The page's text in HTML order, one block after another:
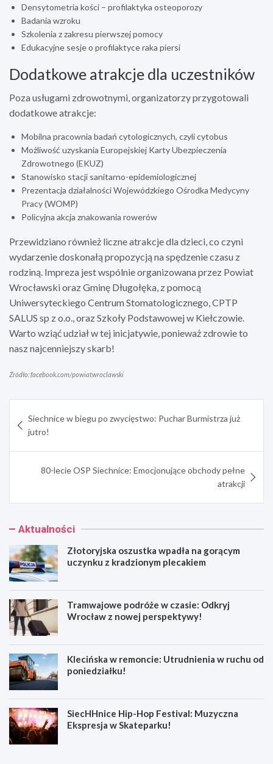
Densytometria kości – profilaktyka osteoporozy
Badania wzroku
Szkolenia z zakresu pierwszej pomocy
Edukacyjne sesje o profilaktyce raka piersi
Dodatkowe atrakcje dla uczestników
Poza usługami zdrowotnymi, organizatorzy przygotowali
dodatkowe atrakcje:
Mobilna pracownia badań cytologicznych, czyli cytobus
Możliwość uzyskania Europejskiej Karty Ubezpieczenia
Zdrowotnego (EKUZ)
Stanowisko stacji sanitarno-epidemiologicznej
Prezentacja działalności Wojewódzkiego Ośrodka Medycyny
Pracy (WOMP)
Policyjna akcja znakowania rowerów
Przewidziano również liczne atrakcje dla dzieci, co czyni
wydarzenie doskonałą propozycją na spędzenie czasu z
rodziną. Impreza jest wspólnie organizowana przez Powiat
Wrocławski oraz Gminę Długołęka, z pomocą
Uniwersyteckiego Centrum Stomatologicznego, CPTP
SALUS sp z o.o., oraz Szkoły Podstawowej w Kiełczowie.
Warto wziąć udział w tej inicjatywie, ponieważ zdrowie to
nasz najcenniejszy skarb!
Źródło: facebook.com/powiatwroclawski
wpisu
Siechnice w biegu po zwycięstwo: Puchar Burmistrza już
jutro!
80-lecie OSP Siechnice: Emocjonujące obchody pełne
atrakcji
Aktualności
Złotoryjska oszustka wpadła na gorącym
uczynku z kradzionym plecakiem
Tramwajowe podróże w czasie: Odkryj
Wrocław z nowej perspektywy!
Klecińska w remoncie: Utrudnienia w ruchu od
poniedziałku!
SiecHHnice Hip-Hop Festival: Muzyczna
Ekspresja w Skateparku!
Z
T